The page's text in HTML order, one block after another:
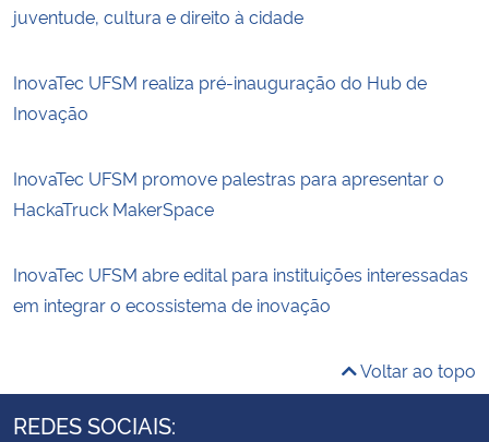
juventude, cultura e direito à cidade
InovaTec UFSM realiza pré-inauguração do Hub de
Inovação
InovaTec UFSM promove palestras para apresentar o
HackaTruck MakerSpace
InovaTec UFSM abre edital para instituições interessadas
em integrar o ecossistema de inovação
Voltar ao topo
REDES SOCIAIS: